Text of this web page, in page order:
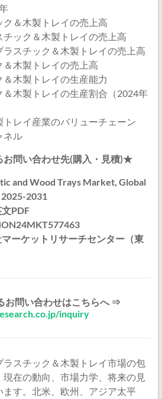
ク＆木製トレイの売上高
チック＆木製トレイの売上高
ラスチック＆木製トレイの売上高
＆木製トレイの売上高
＆木製トレイの生産能力
＆木製トレイの生産割合（2024年
トレイ産業のバリューチェーン
ネル
問い合わせ先(購入・見積)★
and Wood Trays Market, Global
2031
PDF
ーケットリサーチセンター（東
お問い合わせはこちらへ ⇒
inquiry
スチック＆木製トレイ市場の包
在の動向、市場力学、将来の見
す。北米、欧州、アジア太平